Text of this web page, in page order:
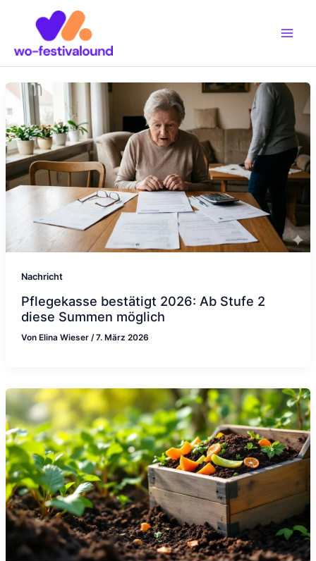
Nachricht
Pflegekasse bestätigt 2026: Ab Stufe 2
diese Summen möglich
Von Elina Wieser /7. März 2026